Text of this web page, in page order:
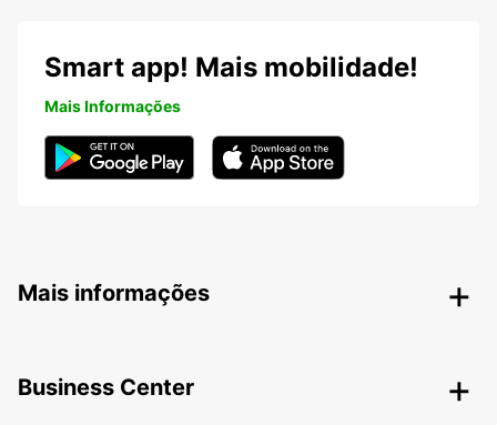
Smart app! Mais mobilidade!
Mais Informações
Mais informações
Business Center